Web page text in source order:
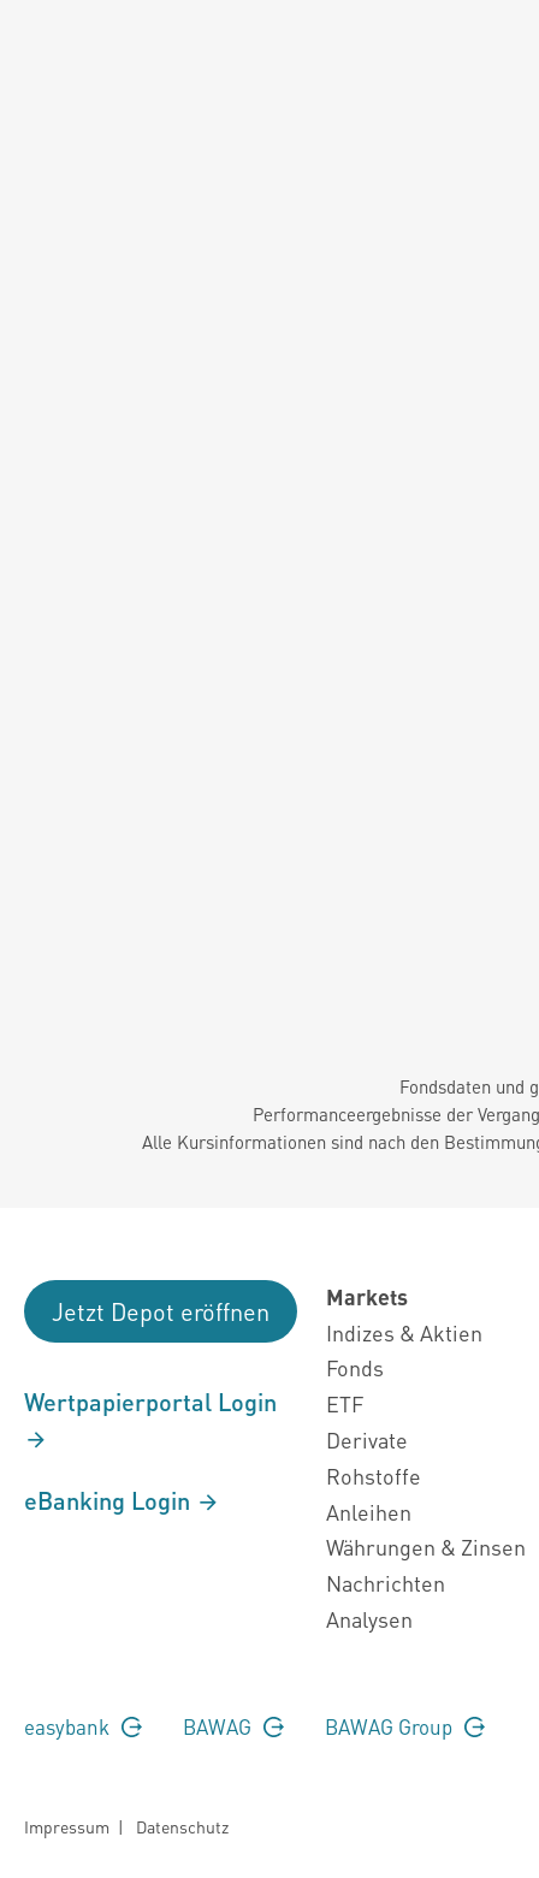
Fondsdaten und
Performanceergebnisse der
Alle Kursinformationen sind nach den
Jetzt Depot eröffnen
Wertpapierportal Login
eBanking Login
Markets
Indizes & Aktien
Fonds
ETF
Derivate
Rohstoffe
Anleihen
Währungen & Zinsen
Nachrichten
Analysen
easybank BAWAG BAWAG Group
Impressum | Datenschutz